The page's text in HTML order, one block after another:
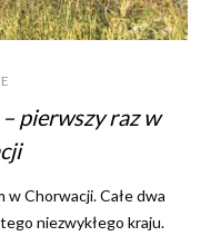
pierwszy raz w
w Chorwacji. Całe dwa
niezwykłego kraju.